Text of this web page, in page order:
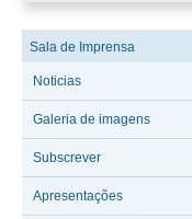
Sala de Imprensa
Noticias
Galeria de imagens
Subscrever
Apresentações